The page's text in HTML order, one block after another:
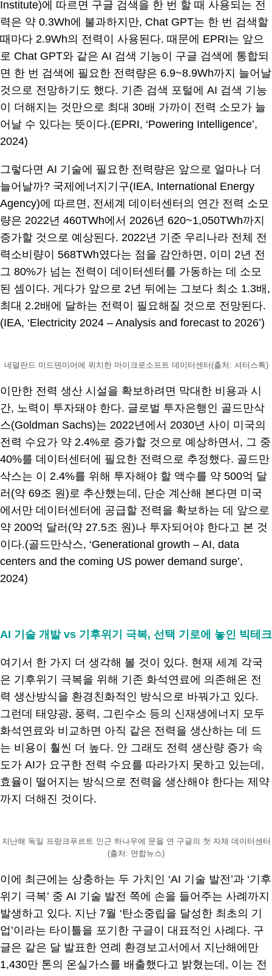
Institute)에 따르면 구글 검색을 한 번 할 때 사용되는 전
력은 약 0.3Wh에 불과하지만, Chat GPT는 한 번 검색할
때마다 2.9Wh의 전력이 사용된다. 때문에 EPRI는 앞으
로 Chat GPT와 같은 AI 검색 기능이 구글 검색에 통합되
면 한 번 검색에 필요한 전력량은 6.9~8.9Wh까지 늘어날
것으로 전망하기도 했다. 기존 검색 포털에 AI 검색 기능
이 더해지는 것만으로 최대 30배 가까이 전력 소모가 늘
어날 수 있다는 뜻이다.(EPRI, ‘Powering Intelligence’,
2024)
그렇다면 AI 기술에 필요한 전력량은 앞으로 얼마나 더
늘어날까? 국제에너지기구(IEA, International Energy
Agency)에 따르면, 전세계 데이터센터의 연간 전력 소모
량은 2022년 460TWh에서 2026년 620~1,050TWh까지
증가할 것으로 예상된다. 2022년 기준 우리나라 전체 전
력소비량이 568TWh였다는 점을 감안하면, 이미 2년 전
그 80%가 넘는 전력이 데이터센터를 가동하는 데 소모
된 셈이다. 게다가 앞으로 2년 뒤에는 그보다 최소 1.3배,
최대 2.2배에 달하는 전력이 필요해질 것으로 전망된다.
(IEA, ‘Electricity 2024 – Analysis and forecast to 2026’)
네덜란드 미드덴미어에 위치한 마이크로소프트 데이터센터(출처: 셔터스톡)
이만한 전력 생산 시설을 확보하려면 막대한 비용과 시
간, 노력이 투자돼야 한다. 글로벌 투자은행인 골드만삭
스(Goldman Sachs)는 2022년에서 2030년 사이 미국의
전력 수요가 약 2.4%로 증가할 것으로 예상하면서, 그 중
40%를 데이터센터에 필요한 전력으로 추정했다. 골드만
삭스는 이 2.4%를 위해 투자해야 할 액수를 약 500억 달
러(약 69조 원)로 추산했는데, 단순 계산해 본다면 미국
에서만 데이터센터에 공급할 전력을 확보하는 데 앞으로
약 200억 달러(약 27.5조 원)나 투자되어야 한다고 본 것
이다.(골드만삭스, ‘Generational growth – AI, data
centers and the coming US power demand surge’,
2024)
AI 기술 개발 vs 기후위기 극복, 선택 기로에 놓인 빅테크
여기서 한 가지 더 생각해 볼 것이 있다. 현재 세계 각국
은 기후위기 극복을 위해 기존 화석연료에 의존해온 전
력 생산방식을 환경친화적인 방식으로 바꿔가고 있다.
그런데 태양광, 풍력, 그린수소 등의 신재생에너지 모두
화석연료와 비교하면 아직 같은 전력을 생산하는 데 드
는 비용이 훨씬 더 높다. 안 그래도 전력 생산량 증가 속
도가 AI가 요구한 전력 수요를 따라가지 못하고 있는데,
효율이 떨어지는 방식으로 전력을 생산해야 한다는 제약
까지 더해진 것이다.
지난해 독일 프랑크푸르트 인근 하나우에 문을 연 구글의 첫 자체 데이터센터
(출처: 연합뉴스)
이에 최근에는 상충하는 두 가치인 ‘AI 기술 발전’과 ‘기후
위기 극복’ 중 AI 기술 발전 쪽에 손을 들어주는 사례까지
발생하고 있다. 지난 7월 ‘탄소중립을 달성한 최초의 기
업’이라는 타이틀을 포기한 구글이 대표적인 사례다. 구
글은 같은 달 발표한 연례 환경보고서에서 지난해에만
1,430만 톤의 온실가스를 배출했다고 밝혔는데, 이는 전